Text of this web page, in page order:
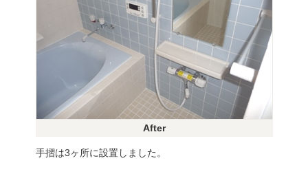
After
手摺は3ヶ所に設置しました。